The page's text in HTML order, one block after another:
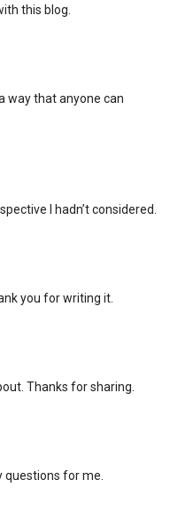
this blog.
way that anyone can
I hadn’t considered.
you for writing it.
Thanks for sharing.
questions for me.